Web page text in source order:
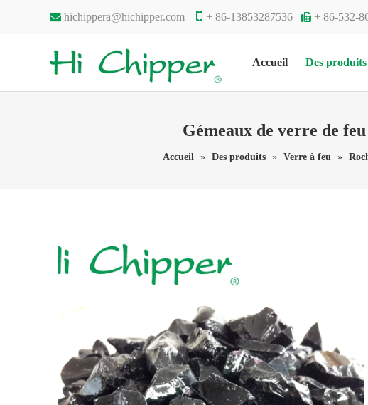
 hichippera@hichipper.com  + 86-13853287536  + 86-532-
Accueil Des produits
Gémeaux de verre de
Accueil » Des produits » Verre à feu »